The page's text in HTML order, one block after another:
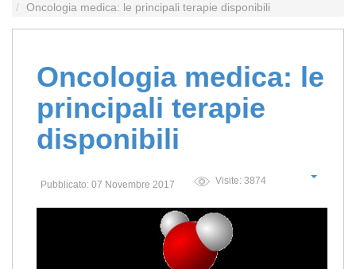
Oncologia medica: le principali terapie disponibili
Oncologia medica: le
principali terapie
disponibili
Pubblicato: 07 Novembre 2017 Visite: 3874